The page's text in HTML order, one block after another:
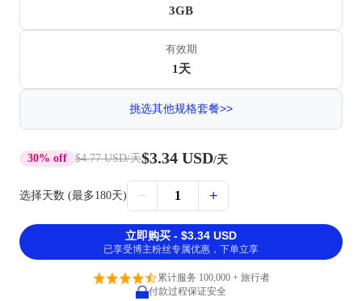
3GB
有效期
1天
挑选其他规格套餐>>
30% off $4.77 USD/天$3.34 USD/天
选择天数 (最多180天) − 1 +
立即购买 - $3.34 USD
已享受博主粉丝专属优惠，下单立享
累计服务 100,000 + 旅行者
付款过程保证安全